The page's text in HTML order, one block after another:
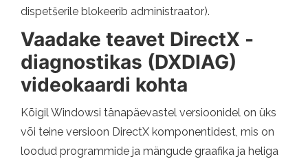
dispetšerile blokeerib administraator).
Vaadake teavet DirectX -
diagnostikas (DXDIAG)
videokaardi kohta
Kõigil Windowsi tänapäevastel versioonidel on üks
või teine ​​versioon DirectX komponentidest, mis on
loodud programmide ja mängude graafika ja heliga